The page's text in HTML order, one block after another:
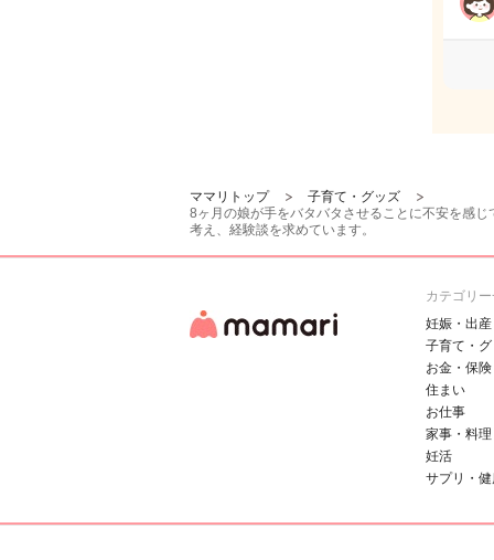
ママリトップ
子育て・グッズ
8ヶ月の娘が手をバタバタさせることに不安を感
考え、経験談を求めています。
カテゴリ
妊娠・出産
子育て・
お金・保険
住まい
お仕事
家事・料理
妊活
サプリ・